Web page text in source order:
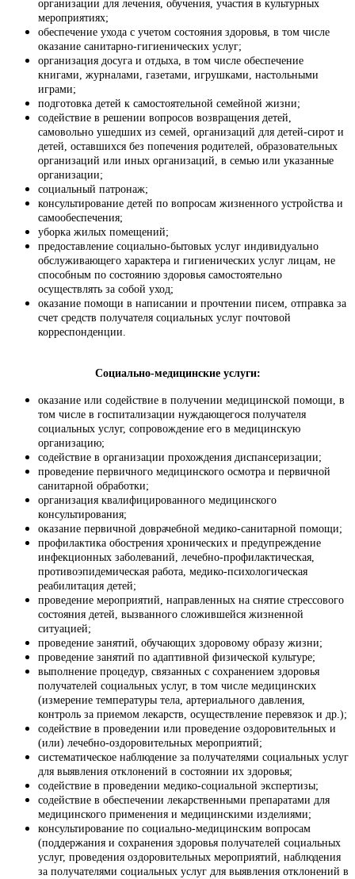
организации для лечения, обучения, участия в культурных
мероприятиях;
обеспечение ухода с учетом состояния здоровья, в том числе
оказание санитарно-гигиенических услуг;
организация досуга и отдыха, в том числе обеспечение
книгами, журналами, газетами, игрушками, настольными
играми;
подготовка детей к самостоятельной семейной жизни;
содействие в решении вопросов возвращения детей,
самовольно ушедших из семей, организаций для детей-сирот и
детей, оставшихся без попечения родителей, образовательных
организаций или иных организаций, в семью или указанные
организации;
социальный патронаж;
консультирование детей по вопросам жизненного устройства и
самообеспечения;
уборка жилых помещений;
предоставление социально-бытовых услуг индивидуально
обслуживающего характера и гигиенических услуг лицам, не
способным по состоянию здоровья самостоятельно
осуществлять за собой уход;
оказание помощи в написании и прочтении писем, отправка за
счет средств получателя социальных услуг почтовой
корреспонденции.
Социально-медицинские услуги:
оказание или содействие в получении медицинской помощи, в
том числе в госпитализации нуждающегося получателя
социальных услуг, сопровождение его в медицинскую
организацию;
содействие в организации прохождения диспансеризации;
проведение первичного медицинского осмотра и первичной
санитарной обработки;
организация квалифицированного медицинского
консультирования;
оказание первичной доврачебной медико-санитарной помощи;
профилактика обострения хронических и предупреждение
инфекционных заболеваний, лечебно-профилактическая,
противоэпидемическая работа, медико-психологическая
реабилитация детей;
проведение мероприятий, направленных на снятие стрессового
состояния детей, вызванного сложившейся жизненной
ситуацией;
проведение занятий, обучающих здоровому образу жизни;
проведение занятий по адаптивной физической культуре;
выполнение процедур, связанных с сохранением здоровья
получателей социальных услуг, в том числе медицинских
(измерение температуры тела, артериального давления,
контроль за приемом лекарств, осуществление перевязок и др.);
содействие в проведении или проведение оздоровительных и
(или) лечебно-оздоровительных мероприятий;
систематическое наблюдение за получателями социальных услуг
для выявления отклонений в состоянии их здоровья;
содействие в проведении медико-социальной экспертизы;
содействие в обеспечении лекарственными препаратами для
медицинского применения и медицинскими изделиями;
консультирование по социально-медицинским вопросам
(поддержания и сохранения здоровья получателей социальных
услуг, проведения оздоровительных мероприятий, наблюдения
за получателями социальных услуг для выявления отклонений в